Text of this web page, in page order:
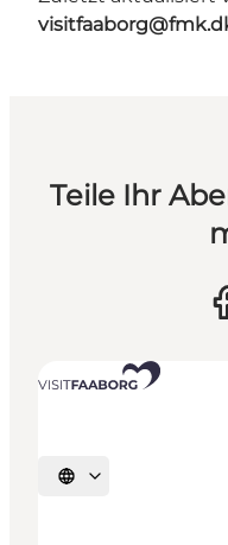
Teile Ihr
Sprache auswählen